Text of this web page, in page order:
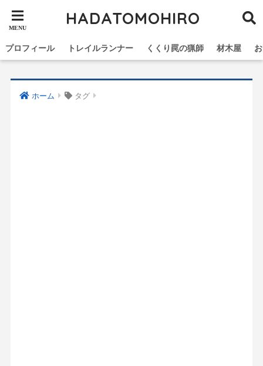
HADATOMOHIRO
プロフィール トレイルランナー くくり罠の猟師 材木屋
ホーム タグ